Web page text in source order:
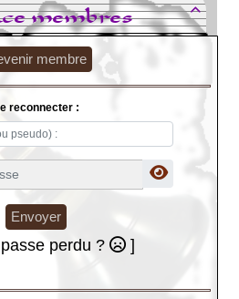

membres
membre
reconnecter :
Envoyer
perdu ? ]